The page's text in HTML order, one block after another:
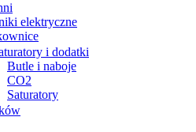
elektryczne
i dodatki
Butle i naboje
CO2
Saturatory